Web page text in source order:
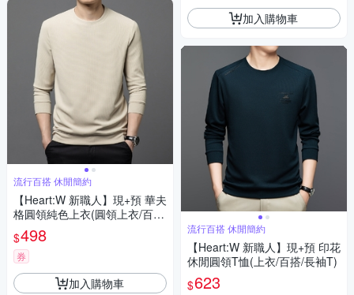
流行百搭 休閒簡約
【Heart:W 新職人】現+預 華夫
格圓領純色上衣(圓領上衣/百
搭/長袖T)
$498
券
加入購物車
加入購物車
流行百搭 休閒簡約
【Heart:W 新職人】現+預 印花
休閒圓領T恤(上衣/百搭/長袖T)
$623